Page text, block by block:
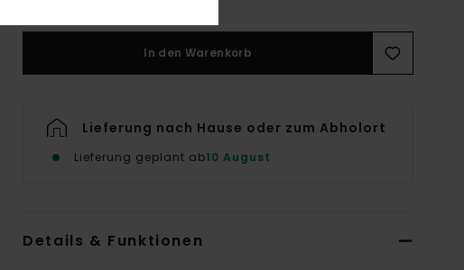
In den Warenkorb
Lieferung nach Hause oder zum Abholort
Lieferung geplant ab10 August
Details & Funktionen